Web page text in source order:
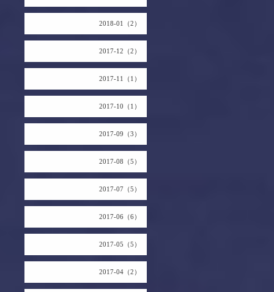
2018-01（2）
2017-12（2）
2017-11（1）
2017-10（1）
2017-09（3）
2017-08（5）
2017-07（5）
2017-06（6）
2017-05（5）
2017-04（2）